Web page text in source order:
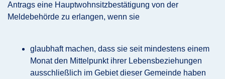
Antrags eine Hauptwohnsitzbestätigung von der
Meldebehörde zu erlangen, wenn sie
glaubhaft machen, dass sie seit mindestens einem
Monat den Mittelpunkt ihrer Lebensbeziehungen
ausschließlich im Gebiet dieser Gemeinde haben